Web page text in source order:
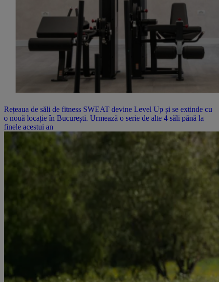
Rețeaua de săli de fitness SWEAT devine Level Up și se extinde cu
o nouă locație în București. Urmează o serie de alte 4 săli până la
finele acestui an